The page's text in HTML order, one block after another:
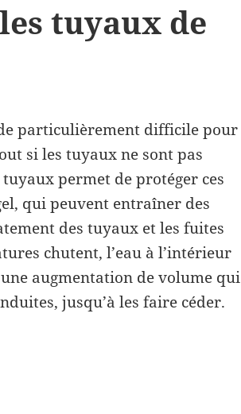
tuyaux de
particulièrement difficile pour
si les tuyaux ne sont pas
permet de protéger ces
qui peuvent entraîner des
des tuyaux et les fuites
chutent, l’eau à l’intérieur
augmentation de volume qui
jusqu’à les faire céder.